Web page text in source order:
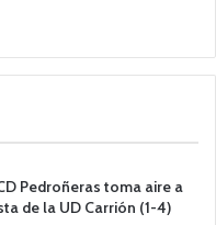
Pedroñeras toma aire a
de la UD Carrión (1-4)